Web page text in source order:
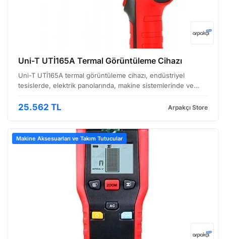
Uni-T UTİ165A Termal Görüntüleme Cihazı
Uni-T UTİ165A termal görüntüleme cihazı, endüstriyel
tesislerde, elektrik panolarında, makine sistemlerinde ve
için tasarlanmış profesyonel düzeyde bir araçtır…
25.562 TL Arpakçı Store
Makine Aksesuarları ve Takım Tutucular